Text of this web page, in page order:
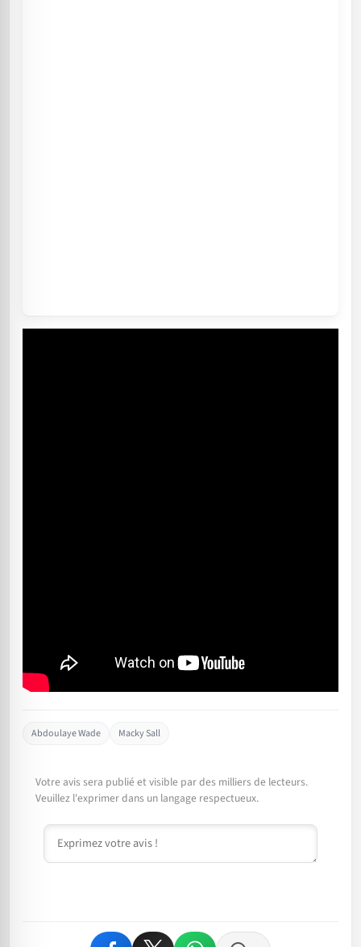
Abdoulaye Wade Macky Sall
Votre avis sera publié et visible par des milliers de lecteurs.
Veuillez l'exprimer dans un langage respectueux.
Commentaire